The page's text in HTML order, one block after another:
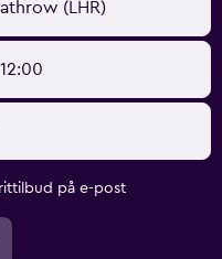
(LHR)
12:00
på e-post